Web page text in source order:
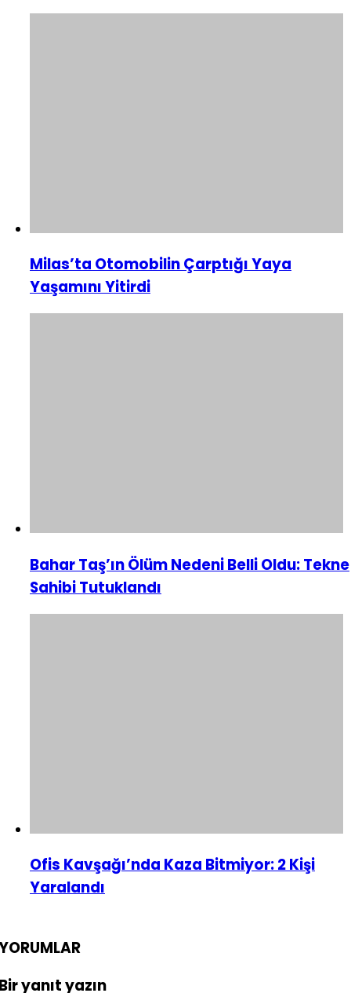
Milas’ta Otomobilin Çarptığı Yaya
Yaşamını Yitirdi
Bahar Taş’ın Ölüm Nedeni Belli Oldu: Tekne
Sahibi Tutuklandı
Ofis Kavşağı’nda Kaza Bitmiyor: 2 Kişi
Yaralandı
yanıt yazın